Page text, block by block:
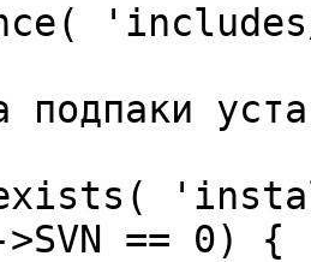
подпаки
>SVN == 0) {